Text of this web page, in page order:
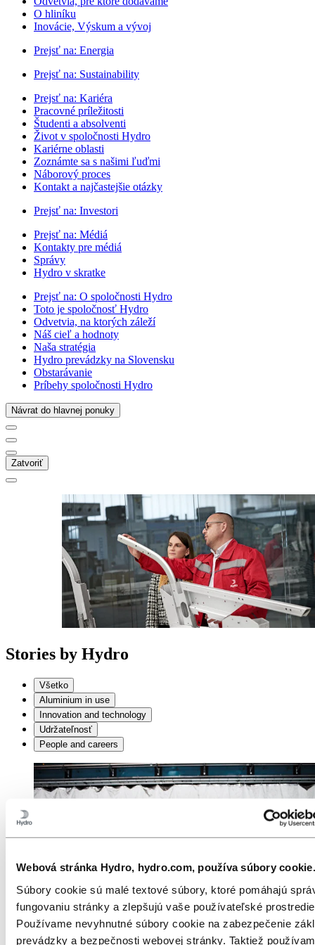
Webová stránka Hydro, hydro.com, používa súbory cookie.
Súbory cookie sú malé textové súbory, ktoré pomáhajú
fungovaniu stránky a zlepšujú vaše používateľské
Používame nevyhnutné súbory cookie na zabezpečenie
prevádzky a bezpečnosti webovej stránky. Taktiež
O hliníku
Inovácie, Výskum a vývoj
Prejsť na: Energia
Prejsť na: Sustainability
Prejsť na: Kariéra
Pracovné príležitosti
Študenti a absolventi
Život v spoločnosti Hydro
Kariérne oblasti
Zoznámte sa s našimi ľuďmi
Náborový proces
Kontakt a najčastejšie otázky
Prejsť na: Investori
Prejsť na: Médiá
Kontakty pre médiá
Správy
Hydro v skratke
Prejsť na: O spoločnosti Hydro
Toto je spoločnosť Hydro
Odvetvia, na ktorých záleží
Náš cieľ a hodnoty
Naša stratégia
Hydro prevádzky na Slovensku
Obstarávanie
Príbehy spoločnosti Hydro
Návrat do hlavnej ponuky
Zatvoriť
Stories by Hydro
Všetko
Aluminium in use
Innovation and technology
Udržateľnosť
People and careers